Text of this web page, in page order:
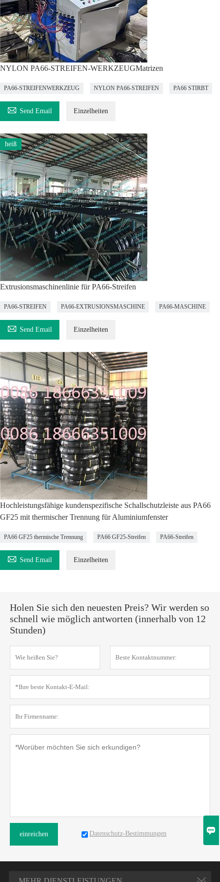
NYLON PA66-STREIFEN-WERKZEUGMatrizen
PA66-STREIFENWERKZEUG NYLON PA66-STREIFEN PA66 STIRBT
 Send Email Einzelheiten
heiß
Extrusionsmaschinenlinie für PA66-Streifen
PA66-STREIFEN PA66-EXTRUSIONSMASCHINE PA66-MASCHINE
 Send Email Einzelheiten
Hochleistungsfähige kundenspezifische Schallschutzleiste aus PA66
GF25 mit thermischer Trennung für Aluminiumfenster
PA66 GF25 thermische Trennung PA66 GF25-Streifen PA66-Streifen
 Send Email Einzelheiten
Holen Sie sich den neuesten Preis? Wir werden so
schnell wie möglich antworten (innerhalb von 12
Stunden)
einreichen Datenschutz-Bestimmungen 